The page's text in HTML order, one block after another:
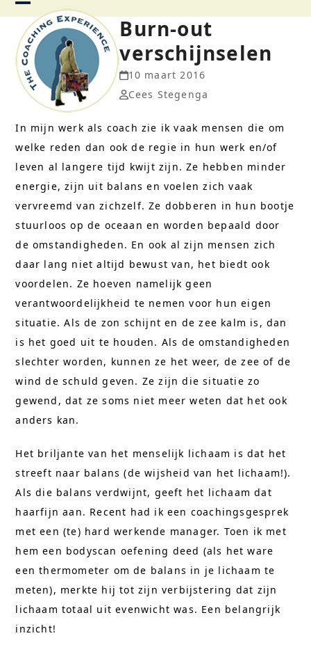
Skip
content
Open
mobile
menu
Close
mobile
menu
Burn-out
verschijnselen
10 maart 2016
Cees Stegenga
In mijn werk als coach zie ik vaak mensen die om
welke reden dan ook de regie in hun werk en/of
leven al langere tijd kwijt zijn. Ze hebben minder
energie, zijn uit balans en voelen zich vaak
vervreemd van zichzelf. Ze dobberen in hun bootje
stuurloos op de oceaan en worden bepaald door
de omstandigheden. En ook al zijn mensen zich
daar lang niet altijd bewust van, het biedt ook
voordelen. Ze hoeven namelijk geen
verantwoordelijkheid te nemen voor hun eigen
situatie. Als de zon schijnt en de zee kalm is, dan
is het goed uit te houden. Als de omstandigheden
slechter worden, kunnen ze het weer, de zee of de
wind de schuld geven. Ze zijn die situatie zo
gewend, dat ze soms niet meer weten dat het ook
anders kan.
Het briljante van het menselijk lichaam is dat het
streeft naar balans (de wijsheid van het lichaam!).
Als die balans verdwijnt, geeft het lichaam dat
haarfijn aan. Recent had ik een coachingsgesprek
met een (te) hard werkende manager. Toen ik met
hem een bodyscan oefening deed (als het ware
een thermometer om de balans in je lichaam te
meten), merkte hij tot zijn verbijstering dat zijn
lichaam totaal uit evenwicht was. Een belangrijk
inzicht!